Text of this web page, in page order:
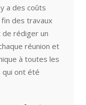
a des coûts
des travaux
rédiger un
réunion et
à toutes les
qui ont été